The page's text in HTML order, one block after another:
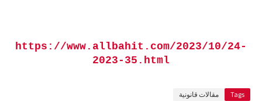
https://www.allbahit.com/2023/10/24-
2023-35.html
Tags مقالات قانونية